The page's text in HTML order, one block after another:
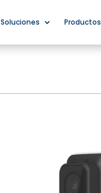
Soluciones Productos